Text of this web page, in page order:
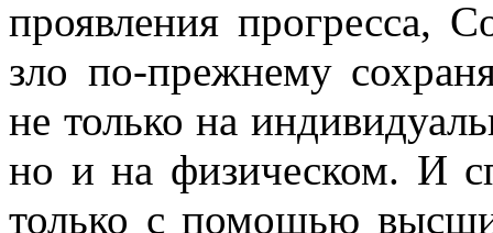
проявления прогресса,
зло по-прежнему
не только на
но и на физическом. И
только с помощью